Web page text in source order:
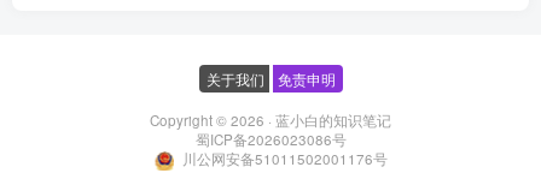
关于我们 免责申明
Copyright © 2026 · 蓝小白的知识笔记
蜀ICP备2026023086号
川公网安备51011502001176号